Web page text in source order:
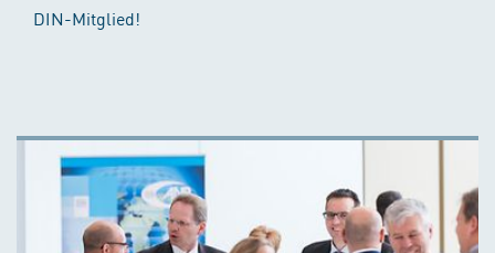
DIN-Mitglied!